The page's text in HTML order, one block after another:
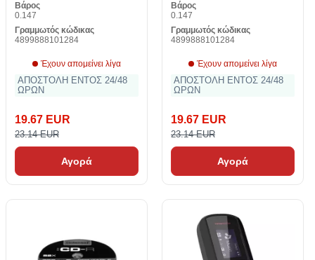
Βάρος
0.147
Γραμμωτός κώδικας
4899888101284
Έχουν απομείνει λίγα
ΑΠΟΣΤΟΛΗ ΕΝΤΟΣ 24/48
ΩΡΩΝ
19.67 EUR
23.14 EUR
Αγορά
Βάρος
0.147
Γραμμωτός κώδικας
4899888101284
Έχουν απομείνει λίγα
ΑΠΟΣΤΟΛΗ ΕΝΤΟΣ 24/48
ΩΡΩΝ
19.67 EUR
23.14 EUR
Αγορά